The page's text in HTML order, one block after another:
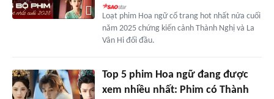
Loạt phim Hoa ngữ cổ trang hot nhất nửa cuối
năm 2025 chứng kiến cảnh Thành Nghị và La
Vân Hi đối đầu.
Top 5 phim Hoa ngữ đang được
xem nhiều nhất: Phim có Thành